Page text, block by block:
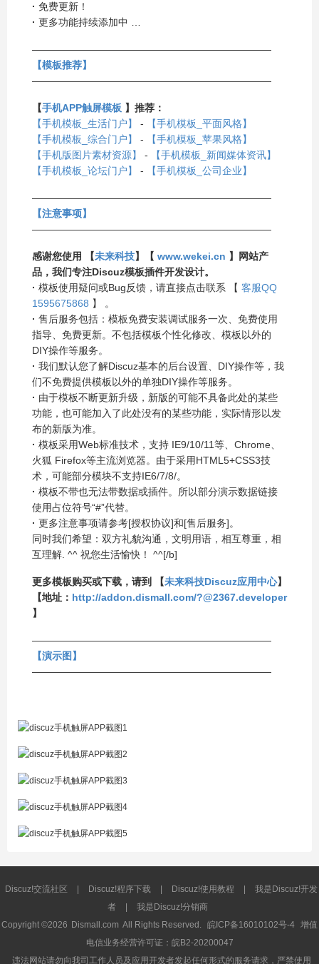
· 免费更新！
· 更多功能持续添加中 …
————————————————————————
【模板推荐】
————————————————————————
【手机APP触屏模板 】推荐：
【手机模板_生活门户】
-
【手机模板_平面风格】
【手机模板_综合门户】
-
【手机模板_苹果风格】
【手机版图片素材资源】
-
【手机模板_新闻媒体资讯】
【手机模板_论坛门户】
- 【手机模板_公司企业】
————————————————————————
【注意事项】
————————————————————————
感谢您使用 【未来科技】【 www.wekei.cn 】网站产
品，我们专注Discuz模板插件开发设计。
· 模板使用疑问或Bug反馈，请直接点击联系 【 客服QQ
1595675868 】 。
· 售后服务包括：模板免费安装调试服务一次、免费使用
指导、免费更新。不包括模板个性化修改、模板以外的
DIY操作等服务。
· 我们默认您了解Discuz基本的后台设置、DIY操作等，我
们不免费提供模板以外的单独DIY操作等服务。
· 由于模板不断更新升级，新版的可能不具备此处的某些
功能，也可能加入了此处没有的某些功能，实际情形以发
布的新版为准。
· 模板采用Web标准技术，支持 IE9/10/11等、Chrome、
火狐 Firefox等主流浏览器。由于采用HTML5+CSS3技
术，可能部分模块不支持IE6/7/8/。
· 模板不带也无法带数据或插件。所以部分演示数据链接
使用占位符号“#”代替。
· 更多注意事项请参考[授权协议]和[售后服务]。
同时我们希望：双方礼貌沟通，文明用语，相互尊重，相
互理解. ^^ 祝您生活愉快！ ^^[/b]
更多模板购买或下载，请到 【未来科技Discuz应用中心】
【地址： http://addon.dismall.com/?@2367.developer
】
————————————————————————
【演示图】
————————————————————————
Discuz!交流社区 Discuz!程序下载 Discuz!使用教程
我是Discuz!开发
者
我是Discuz!分销商
Copyright ©2026 Dismall.com All Rights Reserved. 皖ICP备16010102号-4 增值
电信业务经营许可证：皖B2-20200047
违法网站请勿向我司工作人员及应用开发者发起任何形式的服务请求，严禁使用